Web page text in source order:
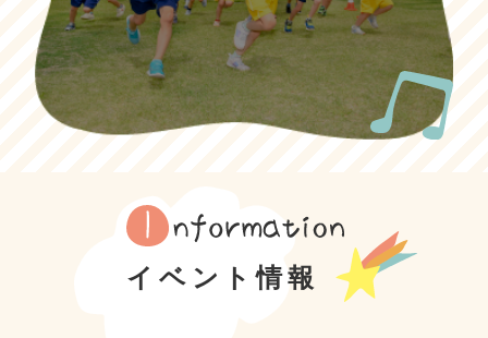
イベント情報